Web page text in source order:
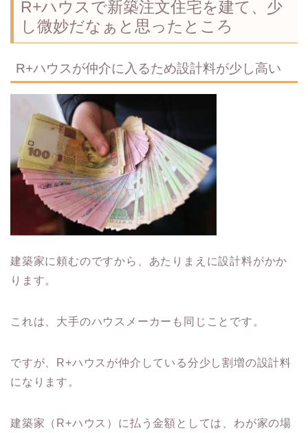
R+ハウスで新築注文住宅を建て、少
し微妙だなぁと思ったところ
R+ハウスが仲介に入るため設計料が少し高い
建築家に頼むのですから、あたりまえに設計料がかか
ります。
これは、大手のハウスメーカーも同じことです。
ですが、R+ハウスが仲介している分少し割増の設計料
になります。
建築家（R+ハウス）に払う金額としては、わが家の場